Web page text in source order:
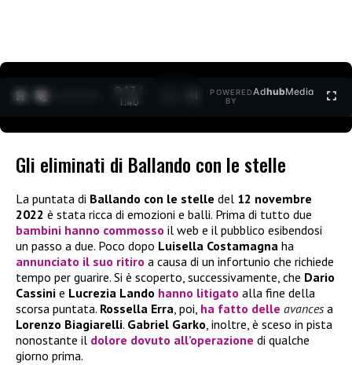
0:15 /
1:40
POWERED
BY
AdhubMedia
Gli eliminati di Ballando con le stelle
La puntata di Ballando con le stelle del 12 novembre
2022 è stata ricca di emozioni e balli. Prima di tutto due
bambini hanno commosso il web e il pubblico esibendosi
un passo a due. Poco dopo Luisella Costamagna ha
annunciato il suo ritiro a causa di un infortunio che richiede
tempo per guarire. Si è scoperto, successivamente, che Dario
Cassini e Lucrezia Lando hanno litigato alla fine della
scorsa puntata. Rossella Erra, poi, ha fatto delle avances a
Lorenzo Biagiarelli. Gabriel Garko, inoltre, è sceso in pista
nonostante il dolore dovuto all’operazione di qualche
giorno prima.